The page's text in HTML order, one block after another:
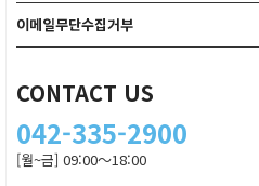
이메일무단수집거부
CONTACT US
042-335-2900
[월~금] 09:00～18:00